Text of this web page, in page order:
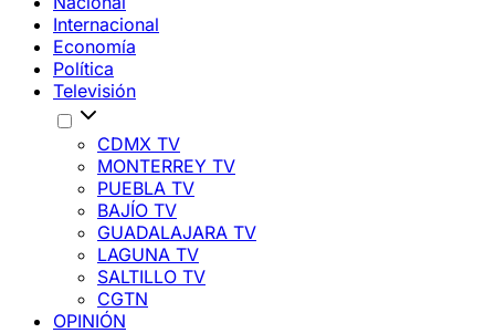
Internacional
Economía
Política
Televisión
CDMX TV
MONTERREY TV
PUEBLA TV
BAJÍO TV
GUADALAJARA TV
LAGUNA TV
SALTILLO TV
CGTN
OPINIÓN